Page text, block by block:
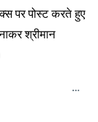
पर पोस्ट करते हुए
श्रीमान